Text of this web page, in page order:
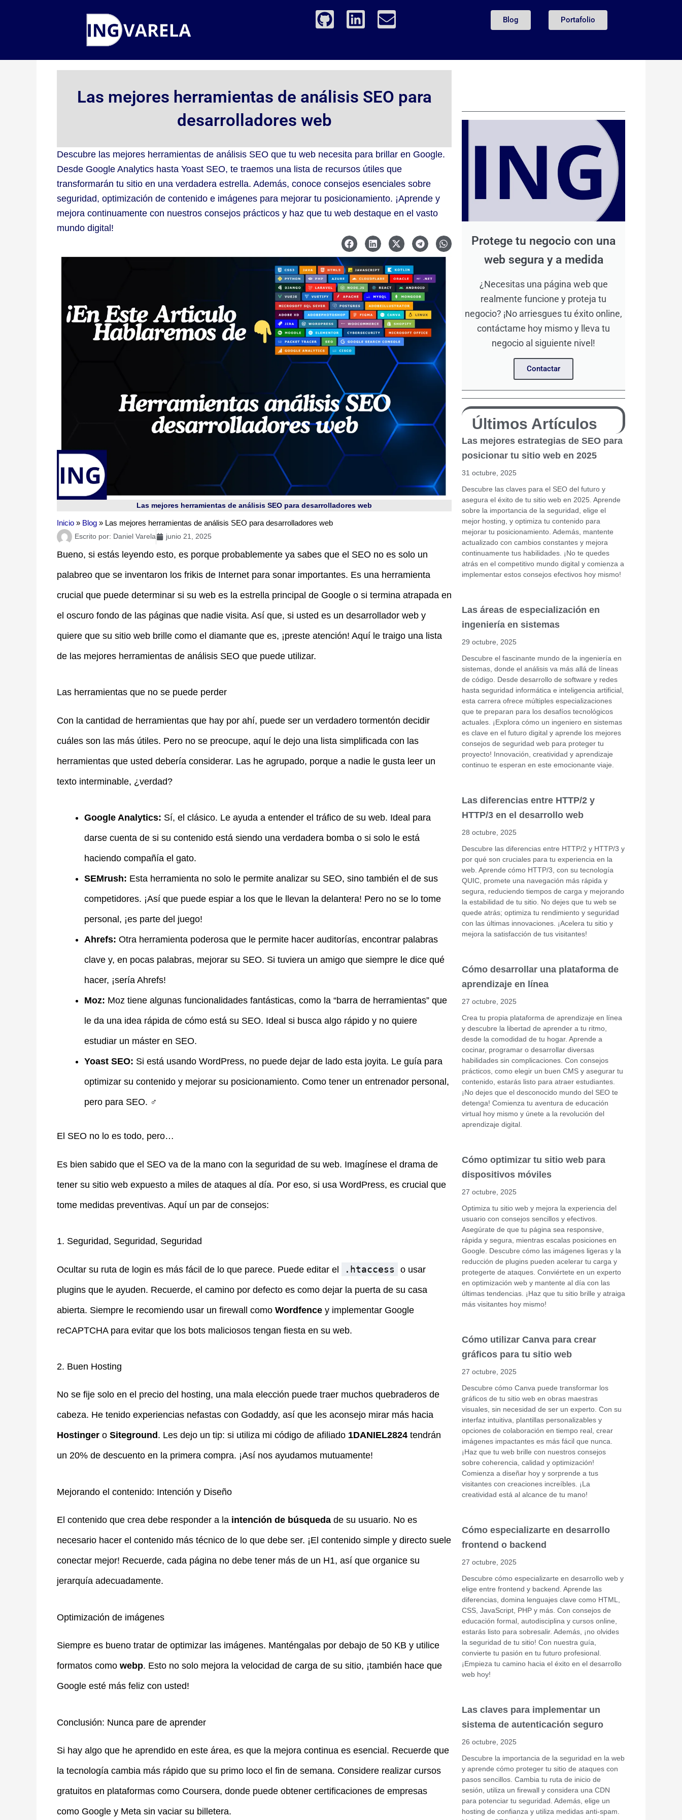
G
i
h
b
L
i
k
d
i
E
n
e
o
p
Blog Portafolio
Las mejores herramientas de análisis SEO para
desarrolladores web
Descubre las mejores herramientas de análisis SEO que tu web necesita para brillar en Google.
Desde Google Analytics hasta Yoast SEO, te traemos una lista de recursos útiles que
transformarán tu sitio en una verdadera estrella. Además, conoce consejos esenciales sobre
seguridad, optimización de contenido e imágenes para mejorar tu posicionamiento. ¡Aprende y
mejora continuamente con nuestros consejos prácticos y haz que tu web destaque en el vasto
mundo digital!
Las mejores herramientas de análisis SEO para desarrolladores web
Inicio » Blog » Las mejores herramientas de análisis SEO para desarrolladores web
Escrito por: Daniel Varela junio 21, 2025
Bueno, si estás leyendo esto, es porque probablemente ya sabes que el SEO no es solo un
palabreo que se inventaron los frikis de Internet para sonar importantes. Es una herramienta
crucial que puede determinar si su web es la estrella principal de Google o si termina atrapada en
el oscuro fondo de las páginas que nadie visita. Así que, si usted es un desarrollador web y
quiere que su sitio web brille como el diamante que es, ¡preste atención! Aquí le traigo una lista
de las mejores herramientas de análisis SEO que puede utilizar.
Las herramientas que no se puede perder
Con la cantidad de herramientas que hay por ahí, puede ser un verdadero tormentón decidir
cuáles son las más útiles. Pero no se preocupe, aquí le dejo una lista simplificada con las
herramientas que usted debería considerar. Las he agrupado, porque a nadie le gusta leer un
texto interminable, ¿verdad?
Google Analytics: Sí, el clásico. Le ayuda a entender el tráfico de su web. Ideal para
darse cuenta de si su contenido está siendo una verdadera bomba o si solo le está
haciendo compañía el gato.
SEMrush: Esta herramienta no solo le permite analizar su SEO, sino también el de sus
competidores. ¡Así que puede espiar a los que le llevan la delantera! Pero no se lo tome
personal, ¡es parte del juego!
Ahrefs: Otra herramienta poderosa que le permite hacer auditorías, encontrar palabras
clave y, en pocas palabras, mejorar su SEO. Si tuviera un amigo que siempre le dice qué
hacer, ¡sería Ahrefs!
Moz: Moz tiene algunas funcionalidades fantásticas, como la “barra de herramientas” que
le da una idea rápida de cómo está su SEO. Ideal si busca algo rápido y no quiere
estudiar un máster en SEO.
Yoast SEO: Si está usando WordPress, no puede dejar de lado esta joyita. Le guía para
optimizar su contenido y mejorar su posicionamiento. Como tener un entrenador personal,
pero para SEO. ️‍♂️
El SEO no lo es todo, pero…
Es bien sabido que el SEO va de la mano con la seguridad de su web. Imagínese el drama de
tener su sitio web expuesto a miles de ataques al día. Por eso, si usa WordPress, es crucial que
tome medidas preventivas. Aquí un par de consejos:
1. Seguridad, Seguridad, Seguridad
Ocultar su ruta de login es más fácil de lo que parece. Puede editar el .htaccess
o usar
plugins que le ayuden. Recuerde, el camino por defecto es como dejar la puerta de su casa
abierta. Siempre le recomiendo usar un firewall como Wordfence y implementar Google
reCAPTCHA para evitar que los bots maliciosos tengan fiesta en su web.
2. Buen Hosting
No se fije solo en el precio del hosting, una mala elección puede traer muchos quebraderos de
cabeza. He tenido experiencias nefastas con Godaddy, así que les aconsejo mirar más hacia
Hostinger o Siteground . Les dejo un tip: si utiliza mi código de afiliado 1DANIEL2824 tendrán
un 20% de descuento en la primera compra. ¡Así nos ayudamos mutuamente!
Mejorando el contenido: Intención y Diseño
El contenido que crea debe responder a la intención de búsqueda de su usuario. No es
necesario hacer el contenido más técnico de lo que debe ser. ¡El contenido simple y directo suele
conectar mejor! Recuerde, cada página no debe tener más de un H1, así que organice su
jerarquía adecuadamente.
Optimización de imágenes
Siempre es bueno tratar de optimizar las imágenes. Manténgalas por debajo de 50 KB y utilice
formatos como webp. Esto no solo mejora la velocidad de carga de su sitio, ¡también hace que
Google esté más feliz con usted!
Conclusión: Nunca pare de aprender
Si hay algo que he aprendido en este área, es que la mejora continua es esencial. Recuerde que
la tecnología cambia más rápido que su primo loco el fin de semana. Considere realizar cursos
gratuitos en plataformas como Coursera, donde puede obtener certificaciones de empresas
como Google y Meta sin vaciar su billetera.
Protege tu negocio con una
web segura y a medida
¿Necesitas una página web que
realmente funcione y proteja tu
negocio? ¡No arriesgues tu éxito online,
contáctame hoy mismo y lleva tu
negocio al siguiente nivel!
Contactar
Últimos Artículos
Las mejores estrategias de SEO para
posicionar tu sitio web en 2025
31 octubre, 2025
Descubre las claves para el SEO del futuro y
asegura el éxito de tu sitio web en 2025. Aprende
sobre la importancia de la seguridad, elige el
mejor hosting, y optimiza tu contenido para
mejorar tu posicionamiento. Además, mantente
actualizado con cambios constantes y mejora
continuamente tus habilidades. ¡No te quedes
atrás en el competitivo mundo digital y comienza a
implementar estos consejos efectivos hoy mismo!
Las áreas de especialización en
ingeniería en sistemas
29 octubre, 2025
Descubre el fascinante mundo de la ingeniería en
sistemas, donde el análisis va más allá de líneas
de código. Desde desarrollo de software y redes
hasta seguridad informática e inteligencia artificial,
esta carrera ofrece múltiples especializaciones
que te preparan para los desafíos tecnológicos
actuales. ¡Explora cómo un ingeniero en sistemas
es clave en el futuro digital y aprende los mejores
consejos de seguridad web para proteger tu
proyecto! Innovación, creatividad y aprendizaje
continuo te esperan en este emocionante viaje.
Las diferencias entre HTTP/2 y
HTTP/3 en el desarrollo web
28 octubre, 2025
Descubre las diferencias entre HTTP/2 y HTTP/3 y
por qué son cruciales para tu experiencia en la
web. Aprende cómo HTTP/3, con su tecnología
QUIC, promete una navegación más rápida y
segura, reduciendo tiempos de carga y mejorando
la estabilidad de tu sitio. No dejes que tu web se
quede atrás; optimiza tu rendimiento y seguridad
con las últimas innovaciones. ¡Acelera tu sitio y
mejora la satisfacción de tus visitantes!
Cómo desarrollar una plataforma de
aprendizaje en línea
27 octubre, 2025
Crea tu propia plataforma de aprendizaje en línea
y descubre la libertad de aprender a tu ritmo,
desde la comodidad de tu hogar. Aprende a
cocinar, programar o desarrollar diversas
habilidades sin complicaciones. Con consejos
prácticos, como elegir un buen CMS y asegurar tu
contenido, estarás listo para atraer estudiantes.
¡No dejes que el desconocido mundo del SEO te
detenga! Comienza tu aventura de educación
virtual hoy mismo y únete a la revolución del
aprendizaje digital.
Cómo optimizar tu sitio web para
dispositivos móviles
27 octubre, 2025
Optimiza tu sitio web y mejora la experiencia del
usuario con consejos sencillos y efectivos.
Asegúrate de que tu página sea responsive,
rápida y segura, mientras escalas posiciones en
Google. Descubre cómo las imágenes ligeras y la
reducción de plugins pueden acelerar tu carga y
protegerte de ataques. Conviértete en un experto
en optimización web y mantente al día con las
últimas tendencias. ¡Haz que tu sitio brille y atraiga
más visitantes hoy mismo!
Cómo utilizar Canva para crear
gráficos para tu sitio web
27 octubre, 2025
Descubre cómo Canva puede transformar los
gráficos de tu sitio web en obras maestras
visuales, sin necesidad de ser un experto. Con su
interfaz intuitiva, plantillas personalizables y
opciones de colaboración en tiempo real, crear
imágenes impactantes es más fácil que nunca.
¡Haz que tu web brille con nuestros consejos
sobre coherencia, calidad y optimización!
Comienza a diseñar hoy y sorprende a tus
visitantes con creaciones increíbles. ¡La
creatividad está al alcance de tu mano!
Cómo especializarte en desarrollo
frontend o backend
27 octubre, 2025
Descubre cómo especializarte en desarrollo web y
elige entre frontend y backend. Aprende las
diferencias, domina lenguajes clave como HTML,
CSS, JavaScript, PHP y más. Con consejos de
educación formal, autodisciplina y cursos online,
estarás listo para sobresalir. Además, ¡no olvides
la seguridad de tu sitio! Con nuestra guía,
convierte tu pasión en tu futuro profesional.
¡Empieza tu camino hacia el éxito en el desarrollo
web hoy!
Las claves para implementar un
sistema de autenticación seguro
26 octubre, 2025
Descubre la importancia de la seguridad en la web
y aprende cómo proteger tu sitio de ataques con
pasos sencillos. Cambia tu ruta de inicio de
sesión, utiliza un firewall y considera una CDN
para potenciar tu seguridad. Además, elige un
hosting de confianza y utiliza medidas anti-spam.